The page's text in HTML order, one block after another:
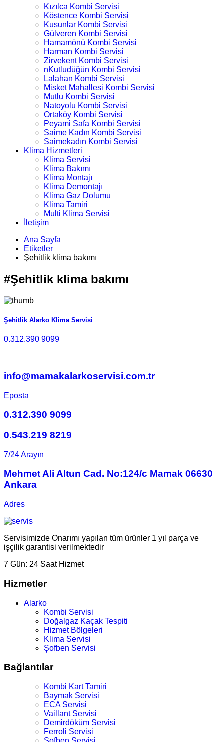
Kızılca Kombi Servisi
Köstence Kombi Servisi
Kusunlar Kombi Servisi
Gülveren Kombi Servisi
Hamamönü Kombi Servisi
Harman Kombi Servisi
Zirvekent Kombi Servisi
nKutludüğün Kombi Servisi
Lalahan Kombi Servisi
Misket Mahallesi Kombi Servisi
Mutlu Kombi Servisi
Natoyolu Kombi Servisi
Ortaköy Kombi Servisi
Peyami Safa Kombi Servisi
Saime Kadın Kombi Servisi
Saimekadın Kombi Servisi
Klima Hizmetleri
Klima Servisi
Klima Bakımı
Klima Montajı
Klima Demontajı
Klima Gaz Dolumu
Klima Tamiri
Multi Klima Servisi
İletişim
Ana Sayfa
Etiketler
Şehitlik klima bakımı
#Şehitlik klima bakımı
Şehitlik Alarko Klima Servisi
0.312.390 9099
info@mamakalarkoservisi.com.tr
Eposta
0.312.390 9099
0.543.219 8219
7/24 Arayın
Mehmet Ali Altun Cad. No:124/c Mamak 06630
Ankara
Adres
Servisimizde Onarımı yapılan tüm ürünler 1 yıl parça ve
işçilik garantisi verilmektedir
7 Gün: 24 Saat Hizmet
Hizmetler
Alarko
Kombi Servisi
Doğalgaz Kaçak Tespiti
Hizmet Bölgeleri
Klima Servisi
Şofben Servisi
Bağlantılar
Kombi Kart Tamiri
Baymak Servisi
ECA Servisi
Vaillant Servisi
Demirdöküm Servisi
Ferroli Servisi